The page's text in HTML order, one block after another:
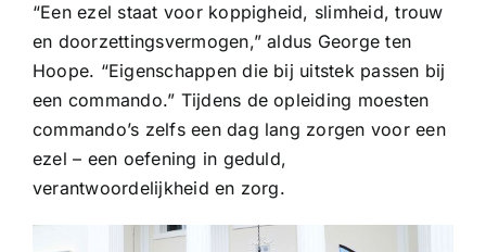
“Een ezel staat voor koppigheid, slimheid, trouw
en doorzettingsvermogen,” aldus George ten
Hoope. “Eigenschappen die bij uitstek passen bij
een commando.” Tijdens de opleiding moesten
commando’s zelfs een dag lang zorgen voor een
ezel – een oefening in geduld,
verantwoordelijkheid en zorg.